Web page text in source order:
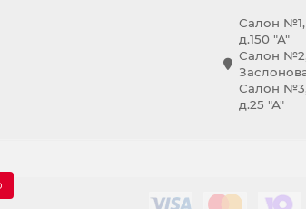
Салон №1,
д.150 "А"
Салон №2,
Салон №3,
д.25 "А"